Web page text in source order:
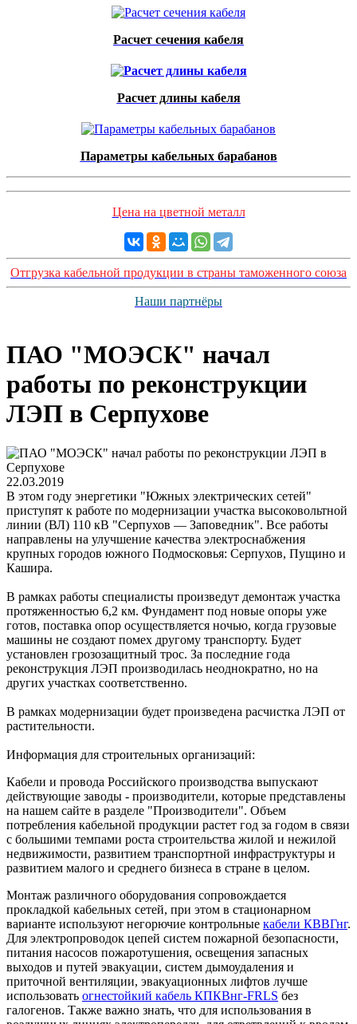
Расчет сечения кабеля
Расчет длины кабеля
Параметры кабельных барабанов
Цена на цветной металл
Отгрузка кабельной продукции в страны таможенного союза
Наши партнёры
ПАО "МОЭСК" начал
работы по реконструкции
ЛЭП в Серпухове
22.03.2019
В этом году энергетики "Южных электрических сетей"
приступят к работе по модернизации участка высоковольтной
линии (ВЛ) 110 кВ "Серпухов — Заповедник". Все работы
направлены на улучшение качества электроснабжения
крупных городов южного Подмосковья: Серпухов, Пущино и
Кашира.
В рамках работы специалисты произведут демонтаж участка
протяженностью 6,2 км. Фундамент под новые опоры уже
готов, поставка опор осуществляется ночью, когда грузовые
машины не создают помех другому транспорту. Будет
установлен грозозащитный трос. За последние года
реконструкция ЛЭП производилась неоднократно, но на
других участках соответственно.
В рамках модернизации будет произведена расчистка ЛЭП от
растительности.
Информация для строительных организаций:
Кабели и провода Российского производства выпускают
действующие заводы - производители, которые представлены
на нашем сайте в разделе "Производители". Объем
потребления кабельной продукции растет год за годом в связи
с большими темпами роста строительства жилой и нежилой
недвижимости, развитием транспортной инфраструктуры и
развитием малого и среднего бизнеса в стране в целом.
Монтаж различного оборудования сопровождается
прокладкой кабельных сетей, при этом в стационарном
варианте используют негорючие контрольные кабели КВВГнг.
Для электропроводок цепей систем пожарной безопасности,
питания насосов пожаротушения, освещения запасных
выходов и путей эвакуации, систем дымоудаления и
приточной вентиляции, эвакуационных лифтов лучше
использовать огнестойкий кабель КПКВнг-FRLS без
галогенов. Также важно знать, что для использования в